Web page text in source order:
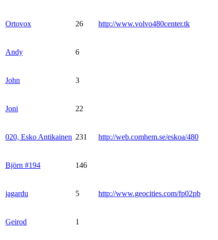
Ortovox 26 http://www.volvo480center.tk
Andy 6
John 3
Joni 22
020, Esko Antikainen 231 http://web.comhem.se/eskoa/480
Björn #194 146
jagardu 5 http://www.geocities.com/fp02pb
Geirod 1